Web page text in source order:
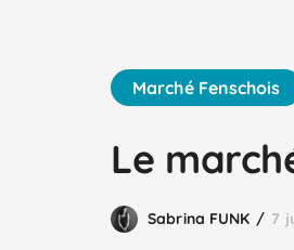
Marché Fenschois
Le
Sabrina FUNK 7